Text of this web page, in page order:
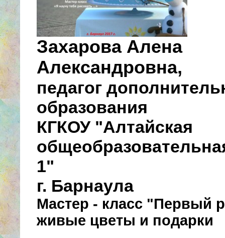
Захарова Алена
Александровна,
педагог
образования
КГКОУ "Алтайская
1"
г. Барнаула
Мастер - класс "Первый
живые цветы и подарки